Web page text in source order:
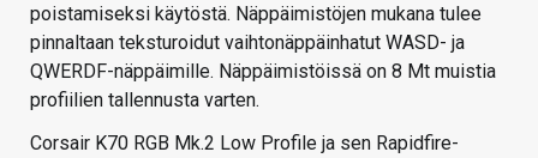
poistamiseksi käytöstä. Näppäimistöjen mukana tulee
pinnaltaan teksturoidut vaihtonäppäinhatut WASD- ja
QWERDF-näppäimille. Näppäimistöissä on 8 Mt muistia
profiilien tallennusta varten.
Corsair K70 RGB Mk.2 Low Profile ja sen Rapidfire-